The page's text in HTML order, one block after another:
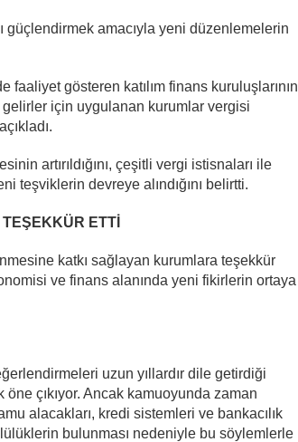
güçlendirmek amacıyla yeni düzenlemelerin
gösteren katılım finans kuruluşlarının
için uygulanan kurumlar vergisi
artırıldığını, çeşitli vergi istisnaları ile
teşviklerin devreye alındığını belirtti.
ETTİ
katkı sağlayan kurumlara teşekkür
ve finans alanında yeni fikirlerin ortaya
uzun yıllardır dile getirdiği
öne çıkıyor. Ancak kamuoyunda zaman
alacakları, kredi sistemleri ve bankacılık
bulunması nedeniyle bu söylemlerle